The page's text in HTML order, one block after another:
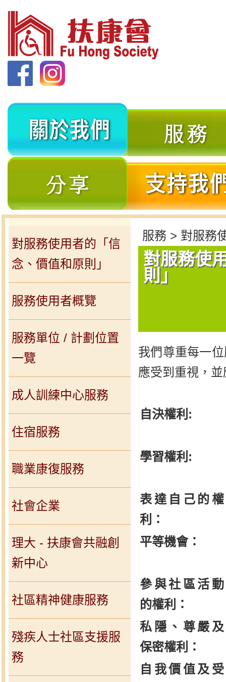
關
我
分
對服務使用者的「信
念、價值和原則」
服務使用者概覽
服務單位 / 計劃位置
一覽
成人訓練中心服務
住宿服務
職業康復服務
社會企業
理大 - 扶康會共融創
新中心
社區精神健康服務
殘疾人士社區支援服
務
服務 > 對服務
對服務使
則」
我們尊重每一
應受到重視，
自決權利:
學習權利:
表達自己的權
利：
平等機會：
參與社區活動
的權利：
私隱、尊嚴及
保密權利：
自我價值及受